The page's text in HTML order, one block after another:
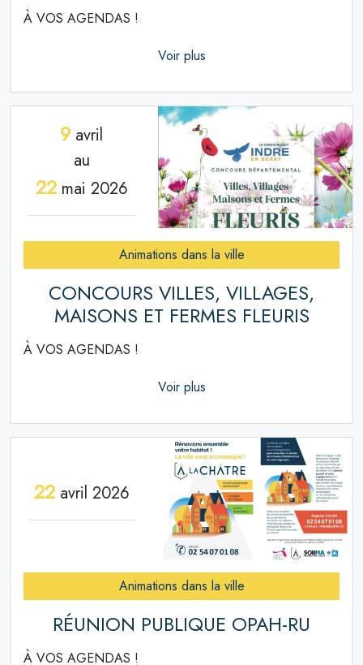
À VOS AGENDAS !
Voir plus
9 avril
au
22mai 2026
Animations dans la ville
CONCOURS VILLES, VILLAGES,
MAISONS ET FERMES FLEURIS
À VOS AGENDAS !
Voir plus
22avril 2026
Animations dans la ville
RÉUNION PUBLIQUE OPAH-RU
À VOS AGENDAS !